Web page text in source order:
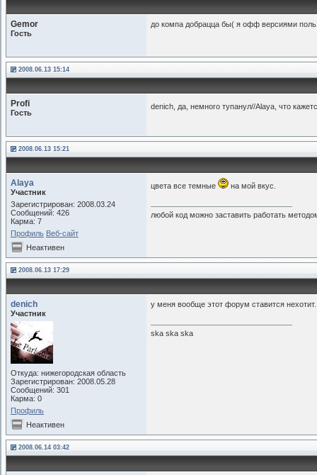
Gemor
Гость
до компа добрацца бы( я офф версиями
2008.06.13 15:14
Profi
Гость
denich, да, немного тупанул//Alaya, что
2008.06.13 15:21
Alaya
Участник
Зарегистрирован: 2008.03.24
Сообщений: 426
Карма: 7
Профиль Веб-сайт
цвета все темные на мой вкус.
любой код можно заставить работать
Неактивен
2008.06.13 17:29
denich
Участник
Откуда: нижегородская область
Зарегистрирован: 2008.05.28
Сообщений: 301
Карма: 0
Профиль
у меня вообще этот форум ставится
ska ska ska
Неактивен
2008.06.14 03:42